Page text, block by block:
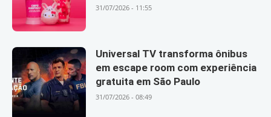
31/07/2026 - 11:55
Universal TV transforma ônibus
em escape room com experiência
gratuita em São Paulo
31/07/2026 - 08:49